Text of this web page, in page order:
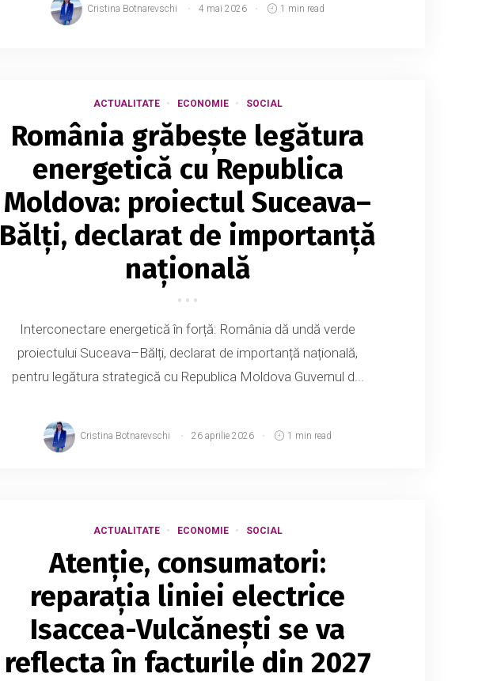
Cristina Botnarevschi 4 mai 2026 1 min read
ACTUALITATE ECONOMIE SOCIAL
România grăbește legătura
energetică cu Republica
Moldova: proiectul Suceava–
Bălți, declarat de importanță
națională
Interconectare energetică în forță: România dă undă verde
proiectului Suceava–Bălți, declarat de importanță națională,
pentru legătura strategică cu Republica Moldova Guvernul d...
Cristina Botnarevschi 26 aprilie 2026 1 min read
ACTUALITATE ECONOMIE SOCIAL
Atenție, consumatori:
reparația liniei electrice
Isaccea-Vulcănești se va
reflecta în facturile din 2027